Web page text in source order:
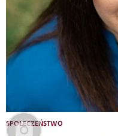
SPOŁECZEŃSTWO